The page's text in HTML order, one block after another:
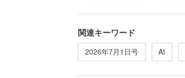
関連キーワード
2026年7月1日号 AI